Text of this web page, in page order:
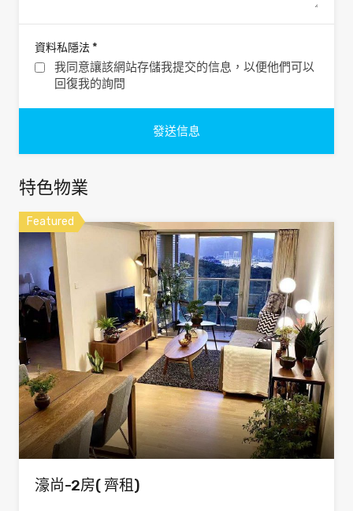
資料私隱法 *
我同意讓該網站存儲我提交的信息，以便他們可以
回復我的詢問
特色物業
Featured
濠尚-2房( 齊租)